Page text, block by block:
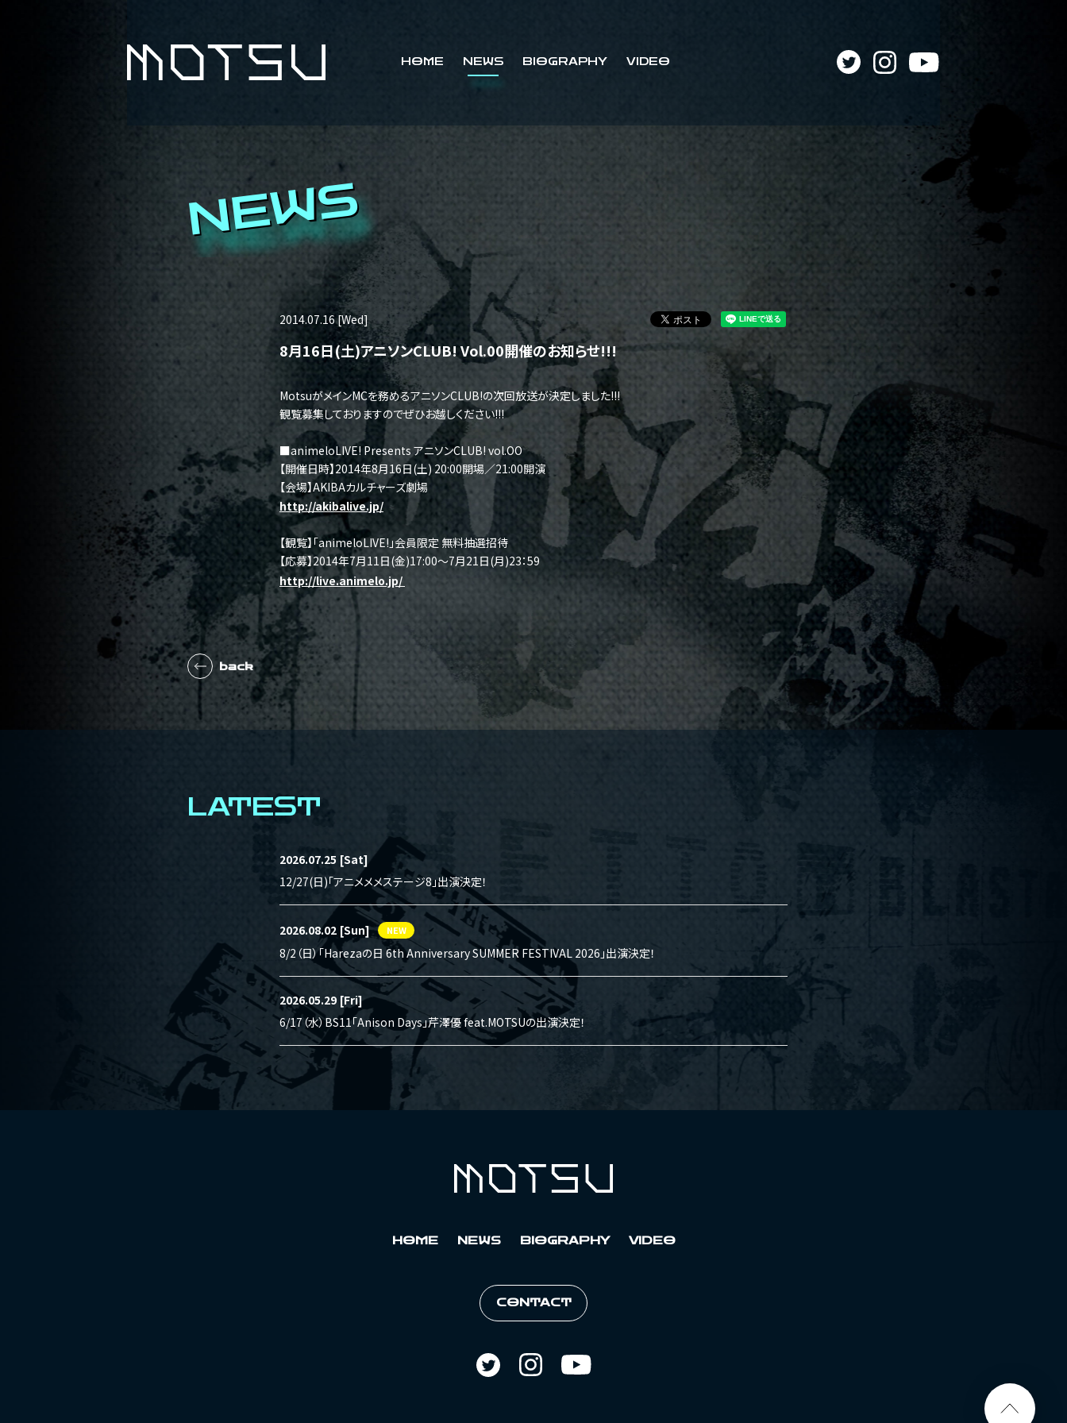
HOME NEWS BIOGRAPHY VIDEO
NEWS
2014.07.16 [Wed]
8月16日(土)アニソンCLUB! Vol.00開催のお知らせ!!!
MotsuがメインMCを務めるアニソンCLUB!の次回放送が決定しました!!!
観覧募集しておりますのでぜひお越しください!!!
■animeloLIVE! Presents アニソンCLUB! vol.OO
【開催日時】2014年8月16日(土) 20:00開場／21:00開演
【会場】AKIBAカルチャーズ劇場
http://akibalive.jp/
【観覧】「animeloLIVE!」会員限定 無料抽選招待
【応募】2014年7月11日(金)17:00～7月21日(月)23：59
http://live.animelo.jp/
back
LATEST
2026.07.25 [Sat]
12/27(日)「アニメメメステージ8」出演決定！
2026.08.02 [Sun] NEW
8/2（日）「Harezaの日 6th Anniversary SUMMER FESTIVAL 2026」出演決定！
2026.05.29 [Fri]
6/17（水）BS11「Anison Days」芹澤優 feat.MOTSUの出演決定！
HOME NEWS BIOGRAPHY VIDEO
CONTACT